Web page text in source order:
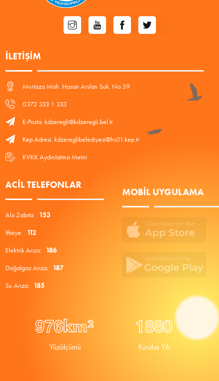
İLETIŞIM
Murtaza Mah. Hasan Arslan Sok. No:39
0372 333 1 333
E-Posta: kdzeregli@kdzeregli.bel.tr
Kep Adresi: kdzereglibelediyesi@hs01.kep.tr
KVKK Aydınlatma Metni
ACIL TELEFONLAR
Alo Zabıta: 153
İtfaiye: 112
Elektrik Arıza: 186
Doğalgaz Arıza: 187
Su Arıza: 185
MOBIL UYGULAMA
976km²
Yüzölçümü
1880
Kuruluş Yılı